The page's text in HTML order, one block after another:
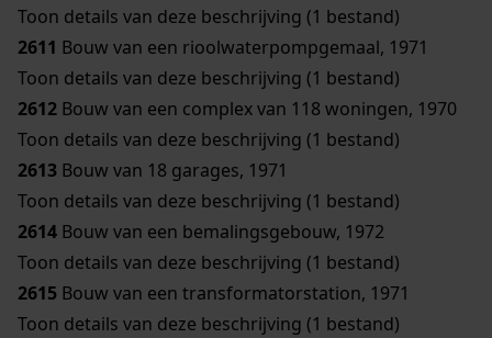
Toon details van deze beschrijving (1 bestand)
2611 Bouw van een rioolwaterpompgemaal, 1971
Toon details van deze beschrijving (1 bestand)
2612 Bouw van een complex van 118 woningen, 1970
Toon details van deze beschrijving (1 bestand)
2613 Bouw van 18 garages, 1971
Toon details van deze beschrijving (1 bestand)
2614 Bouw van een bemalingsgebouw, 1972
Toon details van deze beschrijving (1 bestand)
2615 Bouw van een transformatorstation, 1971
Toon details van deze beschrijving (1 bestand)